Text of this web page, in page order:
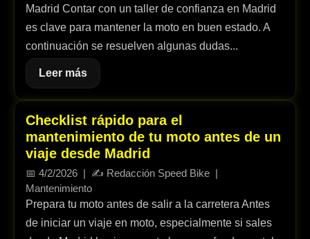
Madrid Contar con un taller de confianza en Madrid
es clave para mantener la moto en buen estado. A
continuación se resuelven algunas dudas...
Leer más
Checklist rápido para el
mantenimiento de tu moto antes de un
viaje desde Madrid
📅 4/2/2026 | ✍️ Redacción Speed Bike
Mantenimiento
Prepara tu moto antes de salir a la carretera Antes
de iniciar un viaje en moto, especialmente si sales